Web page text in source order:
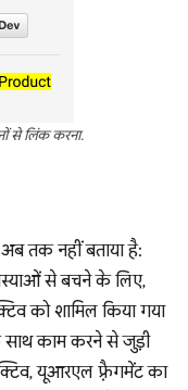
से लिंक करना.
तक नहीं बताया है:
से बचने के लिए,
को शामिल किया गया
काम करने से जुड़ी
यूआरएल फ़्रैगमेंट का